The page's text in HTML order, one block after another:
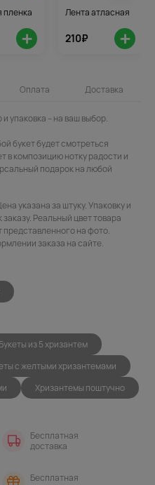
пленка
+
Лента атласная
210₽ +
Оплата Доставка
упаковка – на ваш выбор.
букет будет смотреться
в композицию нотку радости и
подарок на любой
указана за штуку. Упаковку и
Реальный цвет товара
представленного на фото.
заказа на сайте.
Букеты из 5 хризантем
с желтыми хризантемами
Хризантемы поштучно
Бесплатная
доставка
Бесплатная